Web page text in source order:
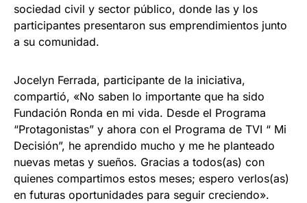
sociedad civil y sector público, donde las y los
participantes presentaron sus emprendimientos junto
a su comunidad.
Jocelyn Ferrada, participante de la iniciativa,
compartió, «No saben lo importante que ha sido
Fundación Ronda en mi vida. Desde el Programa
“Protagonistas” y ahora con el Programa de TVI “ Mi
Decisión”, he aprendido mucho y me he planteado
nuevas metas y sueños. Gracias a todos(as) con
quienes compartimos estos meses; espero verlos(as)
en futuras oportunidades para seguir creciendo».